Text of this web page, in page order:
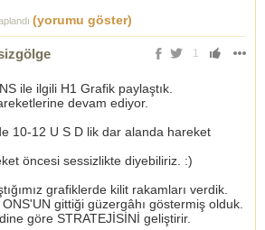
(yorumu göster)
1
ile ilgili H1 Grafik paylaştık.
devam ediyor.
10-12 U S D lik dar alanda hareket
öncesi sessizlikte diyebiliriz. :)
grafiklerde kilit rakamları verdik.
gittiği güzergâhı göstermiş olduk.
göre STRATEJİSİNİ geliştirir.